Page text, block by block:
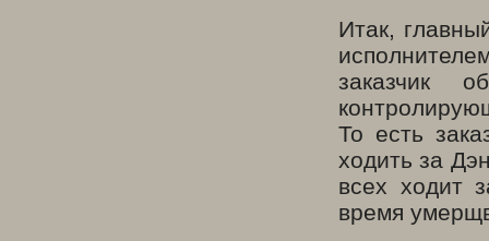
Итак,
заказчик
То есть
ходить за
всех ходит
время